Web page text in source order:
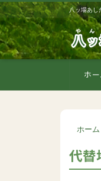
八ッ場あし
ホ
ホーム
代替